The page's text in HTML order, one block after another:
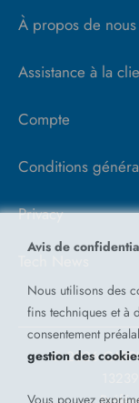
À propos de nous
Assistance à la
Compte
Conditions
Privacy
© 2026
Avis de
Nous utilisons des
fins techniques et à
consentement
gestion des
Vous pouvez